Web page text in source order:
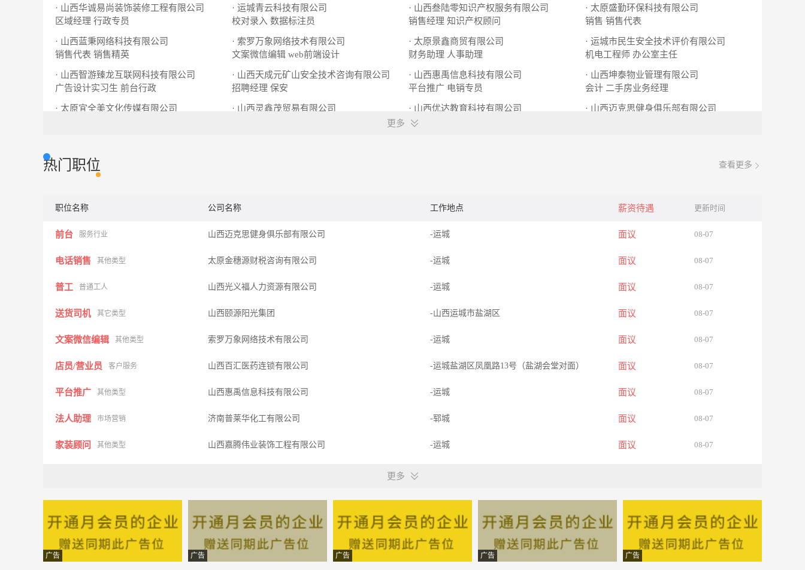
· 山西华诚易尚装饰装修工程有限公司
区域经理 行政专员
· 运城青云科技有限公司
校对录入 数据标注员
· 山西叁陆零知识产权服务有限公司
销售经理 知识产权顾问
· 太原盛勤环保科技有限公司
销售 销售代表
· 山西蓝秉网络科技有限公司
销售代表 销售精英
· 索罗万象网络技术有限公司
文案微信编辑 web前端设计
· 太原景鑫商贸有限公司
财务助理 人事助理
· 运城市民生安全技术评价有限公司
机电工程师 办公室主任
· 山西智游臻龙互联网科技有限公司
广告设计实习生 前台行政
· 山西天成元矿山安全技术咨询有限公司
招聘经理 保安
· 山西惠禹信息科技有限公司
平台推广 电销专员
· 山西坤泰物业管理有限公司
会计 二手房业务经理
· 太原宜全美文化传媒有限公司
· 山西灵鑫茂贸易有限公司
· 山西优达教育科技有限公司
幼儿厨师
· 山西迈克思健身俱乐部有限公司
更多
热门职位 查看更多
职位名称 公司名称 工作地点 薪资待遇 更新时间
前台 服务行业 山西迈克思健身俱乐部有限公司 -运城 面议 08-07
电话销售 其他类型 太原金穗源财税咨询有限公司 -运城 面议 08-07
普工 普通工人 山西光义福人力资源有限公司 -运城 面议 08-07
送货司机 其它类型 山西颐源阳光集团 -山西运城市盐湖区 面议 08-07
文案微信编辑 其他类型 索罗万象网络技术有限公司 -运城 面议 08-07
店员/营业员 客户服务 山西百汇医药连锁有限公司 -运城盐湖区凤凰路13号（盐湖会堂对面） 面议 08-07
平台推广 其他类型 山西惠禹信息科技有限公司 -运城 面议 08-07
法人助理 市场营销 济南普莱华化工有限公司 -郓城 面议 08-07
家装顾问 其他类型 山西嘉腾伟业装饰工程有限公司 -运城 面议 08-07
电话客服 客户服务 山西国宾文化馆有限公司 -运城 面议 08-07
物流主管/经理 物流快递 山西乐村淘网络科技有限公司 -运城 面议 08-07
更多
广告 广告 广告 广告 广告